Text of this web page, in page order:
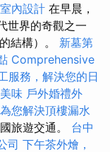
內設計 在早晨，
世界的奇觀之一
結構）。 新墓第
Comprehensive
服務，解決您的日
味 戶外婚禮外
您解決頂樓漏水
旅遊交通。 台中
司 下午茶外燴，